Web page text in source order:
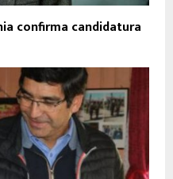
confirma candidatura